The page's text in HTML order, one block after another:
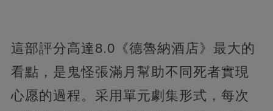
這部評分高達8.0《德魯納酒店》最大的
看點，是鬼怪張滿月幫助不同死者實現
心愿的過程。采用單元劇集形式，每次